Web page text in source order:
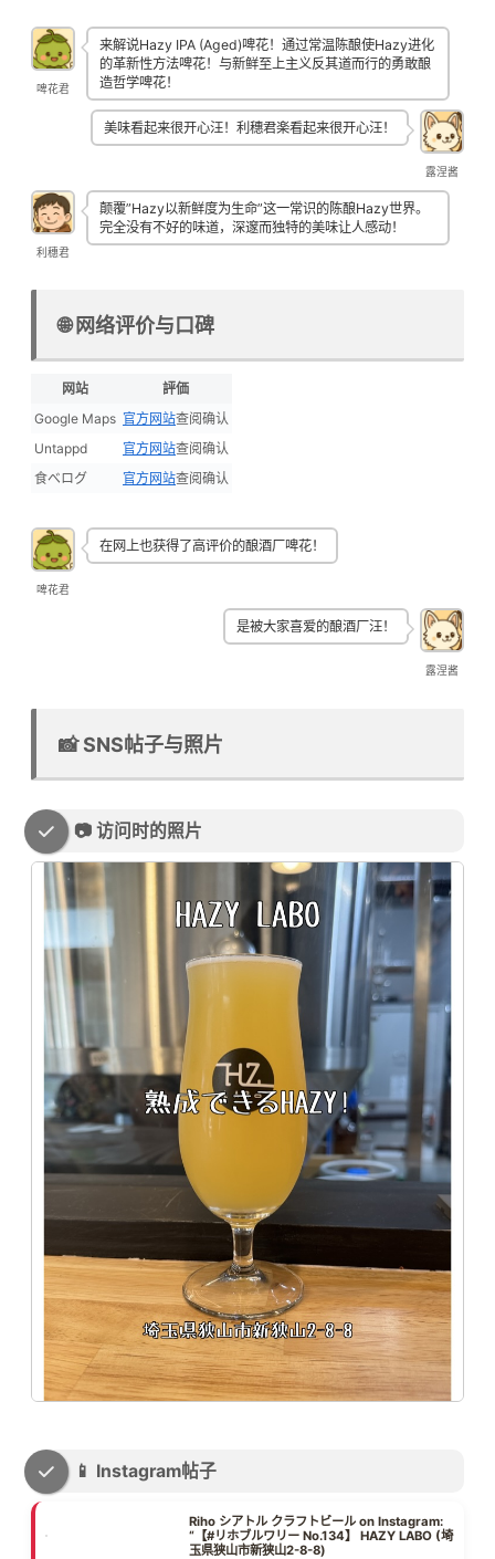
啤花君
来解说Hazy IPA (Aged)啤花！通过常温陈酿使Hazy进化
的革新性方法啤花！与新鲜至上主义反其道而行的勇敢酿
造哲学啤花！
露涅酱
美味看起来很开心汪！利穗君楽看起来很开心汪！
利穗君
颠覆”Hazy以新鲜度为生命”这一常识的陈酿Hazy世界。
完全没有不好的味道，深邃而独特的美味让人感动！
🌐 网络评价与口碑
网站
評価
Google Maps 官方网站查阅确认
Untappd
官方网站查阅确认
食べログ
官方网站查阅确认
啤花君
在网上也获得了高评价的酿酒厂啤花！
露涅酱
是被大家喜爱的酿酒厂汪！
📸 SNS帖子与照片
📷 访问时的照片
📱 Instagram帖子
Riho シアトル クラフトビール on Instagram:
“【#リホブルワリー No.134】 HAZY LABO (埼
玉県狭山市新狭山2-8-8)